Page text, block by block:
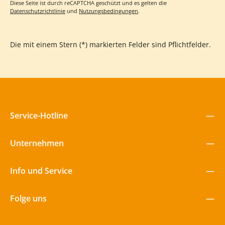
Diese Seite ist durch reCAPTCHA geschützt und es gelten die
Datenschutzrichtlinie und Nutzungsbedingungen.
Die mit einem Stern (*) markierten Felder sind Pflichtfelder.
Service-Hotline
Unternehmen
Info und Service
Folge uns